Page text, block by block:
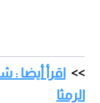
اقرأ أيضا :
الرمثا